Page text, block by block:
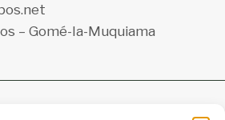
– Gomé-Ia-Muquiama